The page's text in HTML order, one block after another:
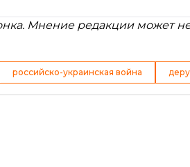
Мнение редакции может
российско-украинская война